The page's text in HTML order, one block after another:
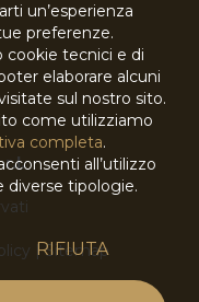
|Sitemap
un’esperienza
preferenze.
cookie tecnici e di
elaborare alcuni
sul nostro sito.
come utilizziamo
completa.
all’utilizzo
diverse tipologie.
RIFIUTA